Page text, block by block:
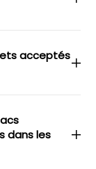
acceptés
dans les